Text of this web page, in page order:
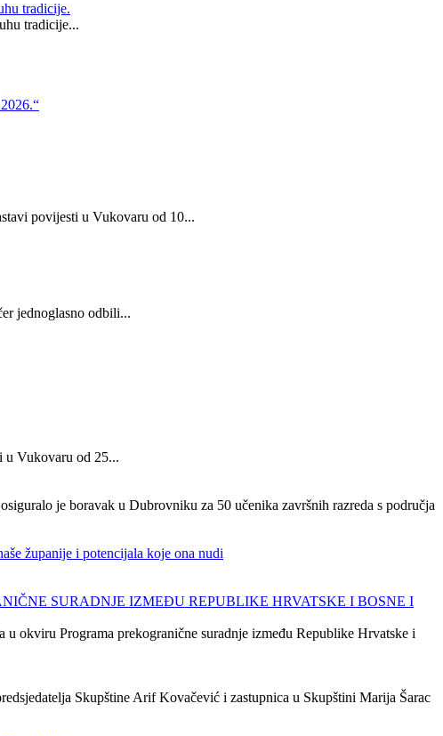
tradicije.
tradicije...
povijesti u Vukovaru od 10...
jednoglasno odbili...
u Vukovaru od 25...
je boravak u Dubrovniku za 50 učenika završnih razreda s područja
županije i potencijala koje ona nudi
SURADNJE IZMEĐU REPUBLIKE HRVATSKE I BOSNE I
okviru Programa prekogranične suradnje između Republike Hrvatske i
Skupštine Arif Kovačević i zastupnica u Skupštini Marija Šarac